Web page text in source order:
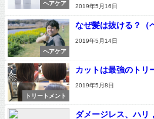
ヘアケア
2019年5月16日
ヘアケア
なぜ髪は抜ける？（
2019年5月14日
トリートメント
カットは最強のトリ
2019年5月8日
ダメージレス、ハリ